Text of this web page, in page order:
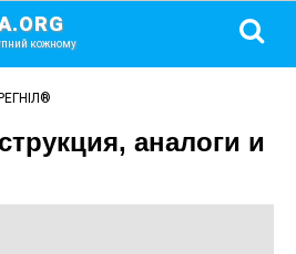
кожному
аналоги и